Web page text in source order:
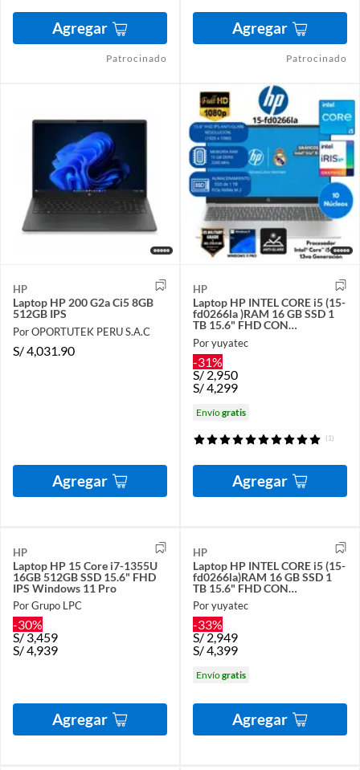
Agregar
Patrocinado
Agregar
Patrocinado
HP
Laptop HP 200 G2a Ci5 8GB
512GB IPS
Por OPORTUTEK PERU S.A.C
S/4,031.90
Agregar
HP
Laptop HP INTEL CORE i5 (15-
fd0266la )RAM 16 GB SSD 1
TB 15.6" FHD CON
ANTIRREFLEJO Windows 11
PRO
Por yuyatec
-31%
S/2,950
S/4,299
Envíogratis
(1)
Agregar
HP
Laptop HP 15 Core i7-1355U
16GB 512GB SSD 15.6" FHD
IPS Windows 11 Pro
Por Grupo LPC
-30%
S/3,459
S/4,939
Agregar
HP
Laptop HP INTEL CORE i5 (15-
fd0266la)RAM 16 GB SSD 1
TB 15.6" FHD CON
ANTIRREFLEJO Windows 11
PRO
Por yuyatec
-33%
S/2,949
S/4,399
Envíogratis
Agregar